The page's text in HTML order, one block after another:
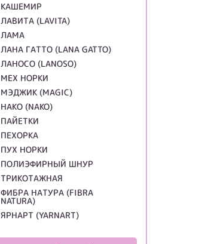
КАШЕМИР
ЛАВИТА (LAVITA)
ЛАМА
ЛАНА ГАТТО (LANA GATTO)
ЛАНОСО (LANOSO)
МЕХ НОРКИ
МЭДЖИК (MAGIC)
НАКО (NAKO)
ПАЙЕТКИ
ПЕХОРКА
ПУХ НОРКИ
ПОЛИЭФИРНЫЙ ШНУР
ТРИКОТАЖНАЯ
ФИБРА НАТУРА (FIBRA
NATURA)
ЯРНАРТ (YARNART)